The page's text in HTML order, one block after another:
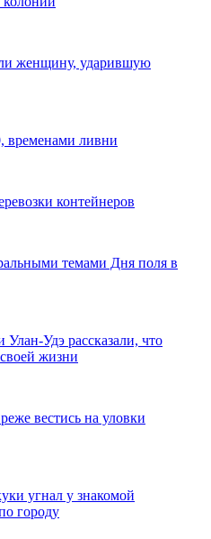
женщину, ударившую
временами ливни
контейнеров
темами Дня поля в
Удэ рассказали, что
жизни
вестись на уловки
угнал у знакомой
городу